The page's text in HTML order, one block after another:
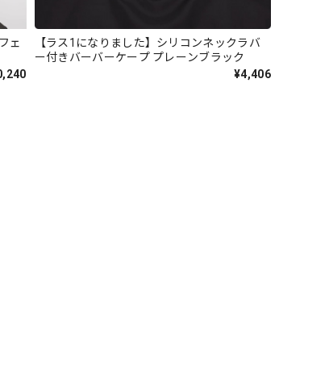
ェ
【ラス1になりました】シリコンネックラバ
ー付きバーバーケープ プレーンブラック
¥4,406